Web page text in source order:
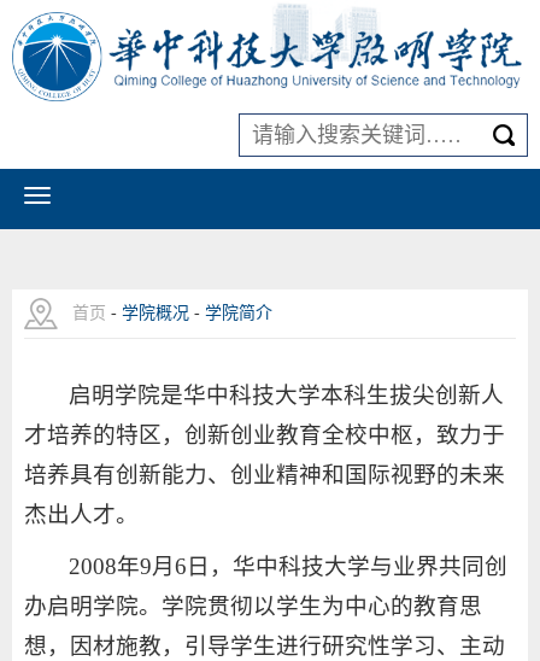
首页 - 学院概况 - 学院简介
启明学院是华中科技大学本科生拔尖创新人
才培养的特区，创新创业教育全校中枢，致力于
培养具有创新能力、创业精神和国际视野的未来
杰出人才。
2008年9月6日，华中科技大学与业界共同创
办启明学院。学院贯彻以学生为中心的教育思
想，因材施教，引导学生进行研究性学习、主动